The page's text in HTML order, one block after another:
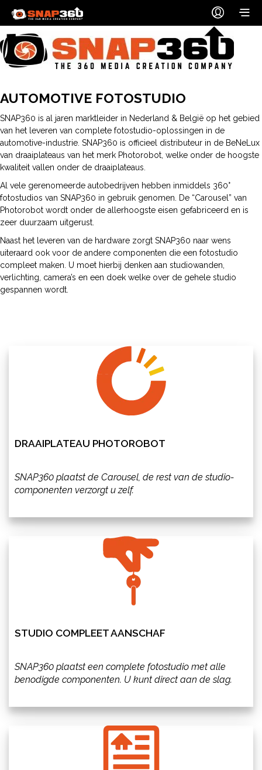
AUTOMOTIVE FOTOSTUDIO
SNAP360 is al jaren marktleider in Nederland & België op het gebied
van het leveren van complete fotostudio-oplossingen in de
automotive-industrie. SNAP360 is officieel distributeur in de BeNeLux
van draaiplateaus van het merk Photorobot, welke onder de hoogste
kwaliteit vallen onder de draaiplateaus.
Al vele gerenomeerde autobedrijven hebben inmiddels 360°
fotostudios van SNAP360 in gebruik genomen. De “Carousel” van
Photorobot wordt onder de allerhoogste eisen gefabriceerd en is
zeer duurzaam uitgerust.
Naast het leveren van de hardware zorgt SNAP360 naar wens
uiteraard ook voor de andere componenten die een fotostudio
compleet maken. U moet hierbij denken aan studiowanden,
verlichting, camera’s en een doek welke over de gehele studio
gespannen wordt.
DRAAIPLATEAU PHOTOROBOT
SNAP360 plaatst de Carousel, de rest van de studio-
componenten verzorgt u zelf.
STUDIO COMPLEET AANSCHAF
SNAP360 plaatst een complete fotostudio met alle
benodigde componenten. U kunt direct aan de slag.